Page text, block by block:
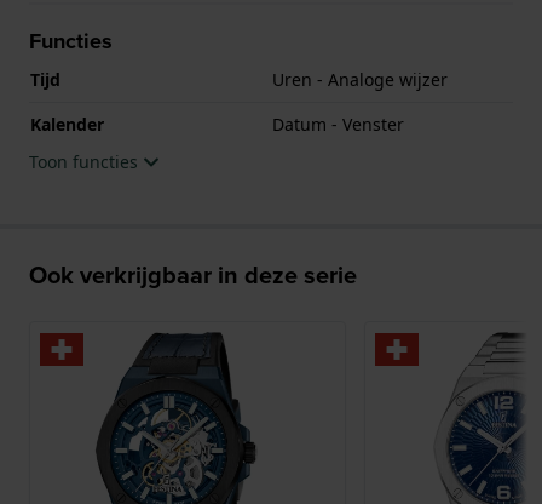
Functies
Tijd
Uren - Analoge wijzer
Kalender
Datum - Venster
Toon functies
Ook verkrijgbaar in deze serie